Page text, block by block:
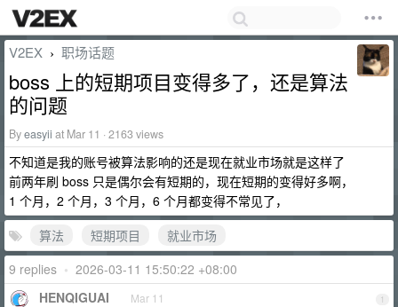
V2EX › 职场话题
boss 上的短期项目变得多了，还是算法
的问题
Byeasyii at Mar 11 · 2163 views
不知道是我的账号被算法影响的还是现在就业市场就是这样了
前两年刷 boss 只是偶尔会有短期的，现在短期的变得好多啊，
1 个月，2 个月，3 个月，6 个月都变得不常见了，
算法
短期项目
就业市场
9 replies • 2026-03-11 15:50:22 +08:00
1
HENQIGUAI Mar 11